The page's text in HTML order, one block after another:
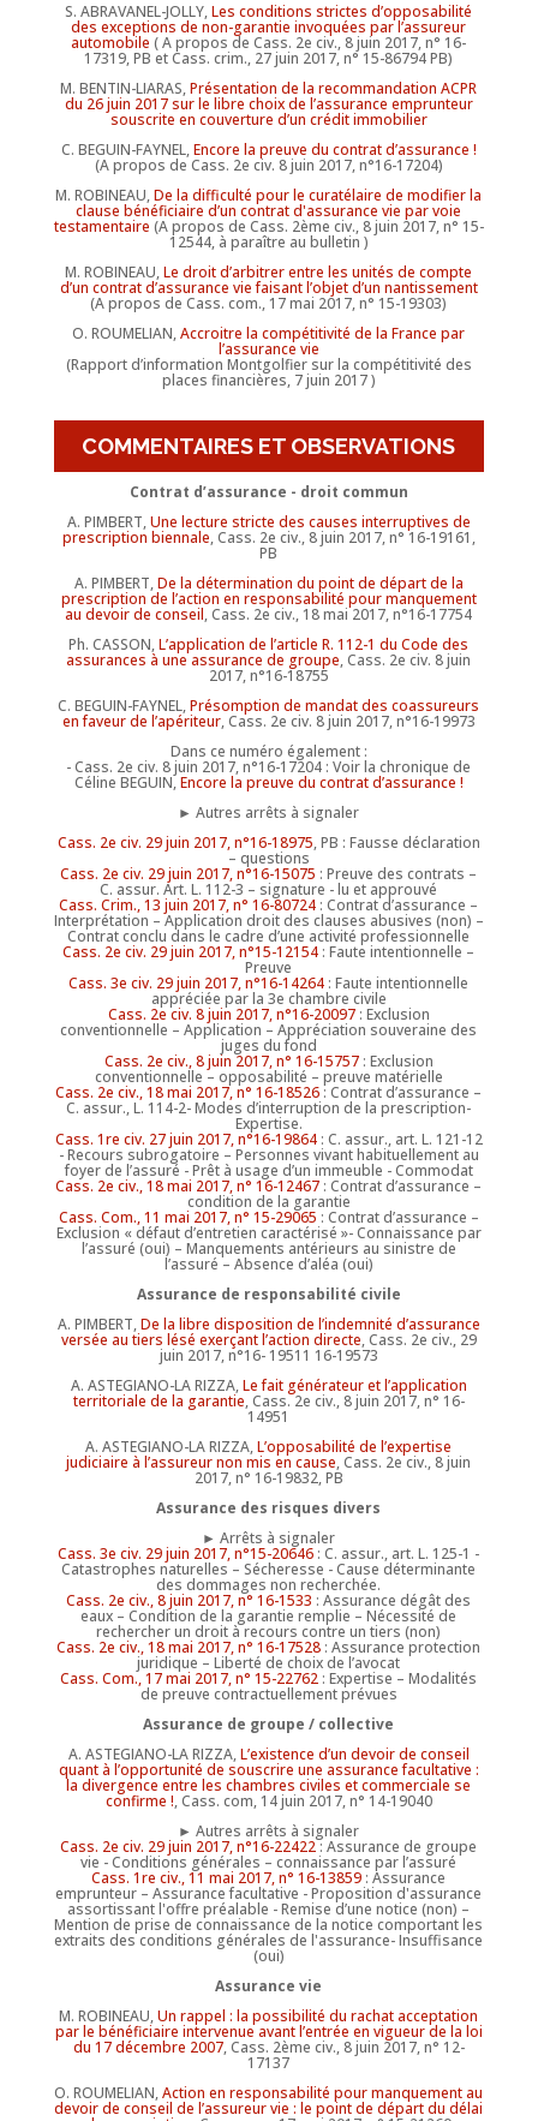
S. ABRAVANEL-JOLLY,Les conditions strictes d’opposabilité
des exceptions de non-garantie invoquées par l’assureur
automobile ( A propos de Cass. 2e civ., 8 juin 2017, n° 16-
17319, PB et Cass. crim., 27 juin 2017, n° 15-86794 PB)
M. BENTIN-LIARAS,Présentation de la recommandation ACPR
du 26 juin 2017 sur le libre choix de l’assurance emprunteur
souscrite en couverture d’un crédit immobilier
C. BEGUIN-FAYNEL,Encore la preuve du contrat d’assurance !
(A propos de Cass. 2e civ. 8 juin 2017, n°16-17204)
M. ROBINEAU,De la difficulté pour le curatélaire de modifier la
clause bénéficiaire d’un contrat d'assurance vie par voie
testamentaire (A propos de Cass. 2ème civ., 8 juin 2017, n° 15-
12544, à paraître au bulletin )
M. ROBINEAU,Le droit d’arbitrer entre les unités de compte
d’un contrat d’assurance vie faisant l’objet d’un nantissement
(A propos de Cass. com., 17 mai 2017, n° 15-19303)
O. ROUMELIAN,Accroitre la compétitivité de la France par
l’assurance vie
(Rapport d’information Montgolfier sur la compétitivité des
places financières, 7 juin 2017 )
COMMENTAIRES ET OBSERVATIONS
Contrat d’assurance - droit commun
A. PIMBERT,Une lecture stricte des causes interruptives de
prescription biennale, Cass. 2e civ., 8 juin 2017, n° 16-19161,
PB
A. PIMBERT,De la détermination du point de départ de la
prescription de l’action en responsabilité pour manquement
au devoir de conseil, Cass. 2e civ., 18 mai 2017, n°16-17754
Ph. CASSON,L’application de l’article R. 112-1 du Code des
assurances à une assurance de groupe, Cass. 2e civ. 8 juin
2017, n°16-18755
C. BEGUIN-FAYNEL,Présomption de mandat des coassureurs
en faveur de l’apériteur, Cass. 2e civ. 8 juin 2017, n°16-19973
Dans ce numéro également :
- Cass. 2e civ. 8 juin 2017, n°16-17204 : Voir la chronique de
Céline BEGUIN,Encore la preuve du contrat d’assurance !
► Autres arrêts à signaler
Cass. 2e civ. 29 juin 2017, n°16-18975, PB : Fausse déclaration
– questions
Cass. 2e civ. 29 juin 2017, n°16-15075 : Preuve des contrats –
C. assur. Art. L. 112-3 – signature - lu et approuvé
Cass. Crim., 13 juin 2017, n° 16-80724 : Contrat d’assurance –
Interprétation – Application droit des clauses abusives (non) –
Contrat conclu dans le cadre d’une activité professionnelle
Cass. 2e civ. 29 juin 2017, n°15-12154 : Faute intentionnelle –
Preuve
Cass. 3e civ. 29 juin 2017, n°16-14264 : Faute intentionnelle
appréciée par la 3e chambre civile
Cass. 2e civ. 8 juin 2017, n°16-20097: Exclusion
conventionnelle – Application – Appréciation souveraine des
juges du fond
Cass. 2e civ., 8 juin 2017, n° 16-15757: Exclusion
conventionnelle – opposabilité – preuve matérielle
Cass. 2e civ., 18 mai 2017, n° 16-18526: Contrat d’assurance –
C. assur., L. 114-2- Modes d’interruption de la prescription-
Expertise.
Cass. 1re civ. 27 juin 2017, n°16-19864 : C. assur., art. L. 121-12
- Recours subrogatoire – Personnes vivant habituellement au
foyer de l’assuré - Prêt à usage d’un immeuble - Commodat
Cass. 2e civ., 18 mai 2017, n° 16-12467 : Contrat d’assurance –
condition de la garantie
Cass. Com., 11 mai 2017, n° 15-29065 : Contrat d’assurance –
Exclusion « défaut d’entretien caractérisé »- Connaissance par
l’assuré (oui) – Manquements antérieurs au sinistre de
l’assuré – Absence d’aléa (oui)
Assurance de responsabilité civile
A. PIMBERT,De la libre disposition de l’indemnité d’assurance
versée au tiers lésé exerçant l’action directe, Cass. 2e civ., 29
juin 2017, n°16- 19511 16-19573
A. ASTEGIANO-LA RIZZA,Le fait générateur et l’application
territoriale de la garantie, Cass. 2e civ., 8 juin 2017, n° 16-
14951
A. ASTEGIANO-LA RIZZA,L’opposabilité de l’expertise
judiciaire à l’assureur non mis en cause, Cass. 2e civ., 8 juin
2017, n° 16-19832, PB
Assurance des risques divers
► Arrêts à signaler
Cass. 3e civ. 29 juin 2017, n°15-20646 : C. assur., art. L. 125-1 -
Catastrophes naturelles – Sécheresse - Cause déterminante
des dommages non recherchée.
Cass. 2e civ., 8 juin 2017, n° 16-1533 : Assurance dégât des
eaux – Condition de la garantie remplie – Nécessité de
rechercher un droit à recours contre un tiers (non)
Cass. 2e civ., 18 mai 2017, n° 16-17528 : Assurance protection
juridique – Liberté de choix de l’avocat
Cass. Com., 17 mai 2017, n° 15-22762 : Expertise – Modalités
de preuve contractuellement prévues
Assurance de groupe / collective
A. ASTEGIANO-LA RIZZA,L’existence d’un devoir de conseil
quant à l’opportunité de souscrire une assurance facultative :
la divergence entre les chambres civiles et commerciale se
confirme !, Cass. com, 14 juin 2017, n° 14-19040
► Autres arrêts à signaler
Cass. 2e civ. 29 juin 2017, n°16-22422: Assurance de groupe
vie - Conditions générales – connaissance par l’assuré
Cass. 1re civ., 11 mai 2017, n° 16-13859 : Assurance
emprunteur – Assurance facultative - Proposition d'assurance
assortissant l'offre préalable - Remise d’une notice (non) –
Mention de prise de connaissance de la notice comportant les
extraits des conditions générales de l'assurance- Insuffisance
(oui)
Assurance vie
M. ROBINEAU,Un rappel : la possibilité du rachat acceptation
par le bénéficiaire intervenue avant l’entrée en vigueur de la loi
du 17 décembre 2007, Cass. 2ème civ., 8 juin 2017, n° 12-
17137
O. ROUMELIAN,Action en responsabilité pour manquement au
devoir de conseil de l’assureur vie : le point de départ du délai